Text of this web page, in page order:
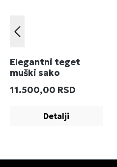
Elegantni teget
muški sako
Redovna cena:
11.500,00 RSD
Detalji